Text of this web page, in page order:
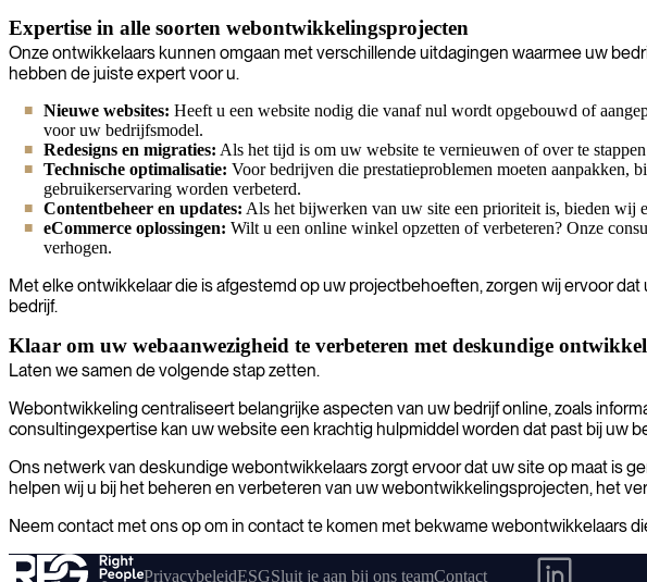
Expertise in alle soorten webontwikkelingsprojecten
Onze ontwikkelaars kunnen omgaan met verschillende uitdagingen waarmee uw
hebben de juiste expert voor u.
Nieuwe websites: Heeft u een website nodig die vanaf nul wordt opgebouwd of
voor uw bedrijfsmodel.
Redesigns en migraties: Als het tijd is om uw website te vernieuwen of over te
Technische optimalisatie: Voor bedrijven die prestatieproblemen moeten aanpakken,
gebruikerservaring worden verbeterd.
Contentbeheer en updates: Als het bijwerken van uw site een prioriteit is, bieden wij
eCommerce oplossingen: Wilt u een online winkel opzetten of verbeteren? Onze
verhogen.
Met elke ontwikkelaar die is afgestemd op uw projectbehoeften, zorgen wij ervoor
bedrijf.
Klaar om uw webaanwezigheid te verbeteren met deskundige
Laten we samen de volgende stap zetten.
Webontwikkeling centraliseert belangrijke aspecten van uw bedrijf online, zoals
consultingexpertise kan uw website een krachtig hulpmiddel worden dat past bij uw
Ons netwerk van deskundige webontwikkelaars zorgt ervoor dat uw site op maat is
helpen wij u bij het beheren en verbeteren van uw webontwikkelingsprojecten, het
Neem contact met ons op om in contact te komen met bekwame webontwikkelaars
PrivacybeleidESGSluit je aan bij ons teamContact